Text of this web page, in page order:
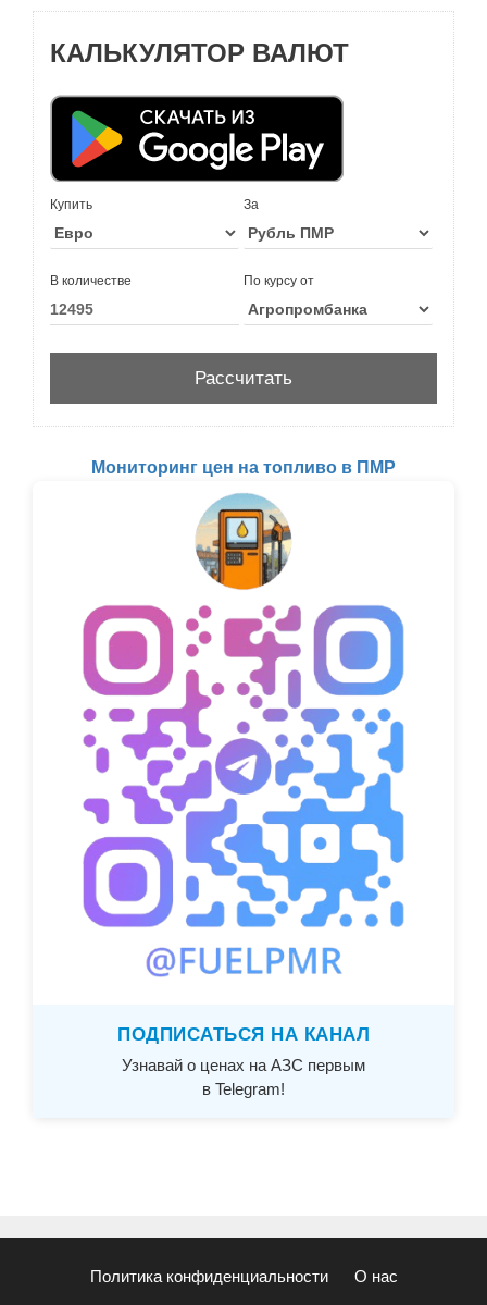
КАЛЬКУЛЯТОР ВАЛЮТ
Купить За
В количестве По курсу от
Мониторинг цен на топливо в ПМР
ПОДПИСАТЬСЯ НА КАНАЛ
Узнавай о ценах на АЗС первым
в Telegram!
Политика конфиденциальности О нас